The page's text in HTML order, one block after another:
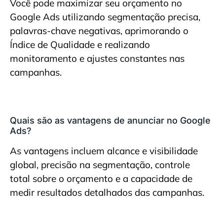
Você pode maximizar seu orçamento no
Google Ads utilizando segmentação precisa,
palavras-chave negativas, aprimorando o
Índice de Qualidade e realizando
monitoramento e ajustes constantes nas
campanhas.
Quais são as vantagens de anunciar no Google
Ads?
As vantagens incluem alcance e visibilidade
global, precisão na segmentação, controle
total sobre o orçamento e a capacidade de
medir resultados detalhados das campanhas.